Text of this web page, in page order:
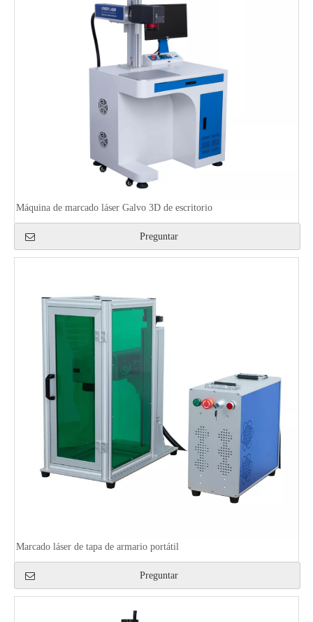
Máquina de marcado láser Galvo 3D de escritorio
Preguntar
Marcado láser de tapa de armario portátil
Preguntar